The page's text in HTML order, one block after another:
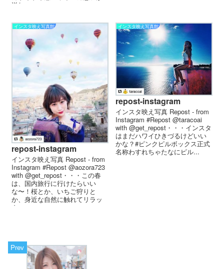
溢れ...
インスタ映え写真館
repost-instagram
インスタ映え写真 Repost - from
Instagram #Repost @aozora723
with @get_repost・・・この春
は、国内旅行に行けたらいい
な〜！桜とか、いちご狩りと
か、身近な自然に触れてリラッ
ク...
インスタ映え写真館
repost-instagram
インスタ映え写真 Repost - from
Instagram #Repost @taracoai
with @get_repost・・・インスタ
はまだハワイひきづるけどいい
かな？#ピンクピルボックス正式
名称わすれちゃたなにピル...